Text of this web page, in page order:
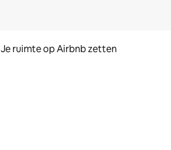
Je ruimte op Airbnb zetten